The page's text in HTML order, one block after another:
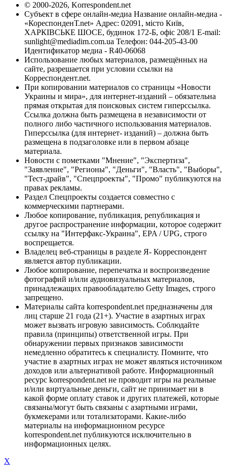
© 2000-2026, Korrespondent.net
Субъект в сфере онлайн-медиа Название онлайн-медиа -
«КореспонденТ.net» Адрес: 02091, місто Київ,
ХАРКІВСЬКЕ ШОСЕ, будинок 172-Б, офіс 208/1 E-mail:
sunlight@mediadim.com.ua Телефон: 044-205-43-00
Идентификатор медиа - R40-06068
Использование любых материалов, размещённых на
сайте, разрешается при условии ссылки на
Корреспондент.net.
При копировании материалов со страницы «Новости
Украины и мира», для интернет-изданий – обязательна
прямая открытая для поисковых систем гиперссылка.
Ссылка должна быть размещена в независимости от
полного либо частичного использования материалов.
Гиперссылка (для интернет- изданий) – должна быть
размещена в подзаголовке или в первом абзаце
материала.
Новости с пометками "Мнение", "Экспертиза",
"Заявление", "Регионы", "Деньги", "Власть", "Выборы",
"Тест-драйв", "Спецпроекты", "Промо" публикуются на
правах рекламы.
Раздел Спецпроекты создается совместно с
коммерческими партнерами.
Любое копирование, публикация, републикация и
другое распространение информации, которое содержит
ссылку на "Интерфакс-Украина", EPA / UPG, строго
воспрещается.
Владелец веб-страницы в разделе Я- Корреспондент
является автор публикации.
Любое копирование, перепечатка и воспроизведение
фотографий и/или аудиовизуальных материалов,
принадлежащих правообладателю Getty Images, строго
запрещено.
Материалы сайта korrespondent.net предназначены для
лиц старше 21 года (21+). Участие в азартных играх
может вызвать игровую зависимость. Соблюдайте
правила (принципы) ответственной игры. При
обнаружении первых признаков зависимости
немедленно обратитесь к специалисту. Помните, что
участие в азартных играх не может являться источником
доходов или альтернативой работе. Информационный
ресурс korrespondent.net не проводит игры на реальные
и/или виртуальные деньги, сайт не принимает ни в
какой форме оплату ставок и других платежей, которые
связаны/могут быть связаны с азартными играми,
букмекерами или тотализаторами. Какие-либо
материалы на информационном ресурсе
korrespondent.net публикуются исключительно в
информационных целях.
X